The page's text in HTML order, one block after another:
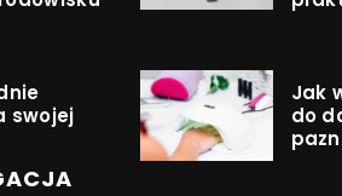
swojej
Jak
do